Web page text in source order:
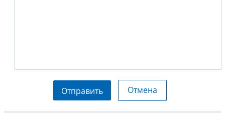
Отправить Отмена